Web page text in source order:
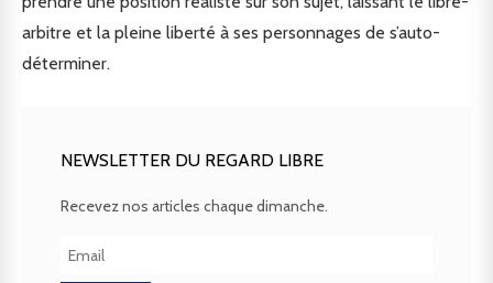
arbitre et la pleine liberté à ses personnages de s’auto-
déterminer.
NEWSLETTER DU REGARD LIBRE
Recevez nos articles chaque dimanche.